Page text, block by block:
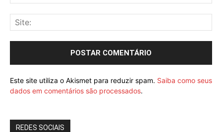
Este site utiliza o Akismet para reduzir spam. Saiba como seus
dados em comentários são processados.
REDES SOCIAIS